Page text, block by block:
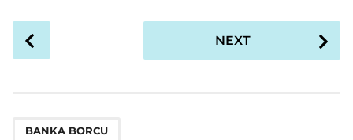
o
NEXT
BANKA BORCU